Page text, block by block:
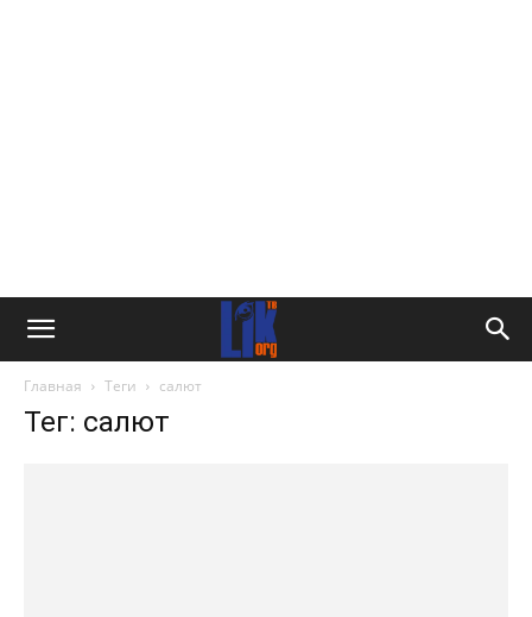
Главная Теги салют
Тег: салют